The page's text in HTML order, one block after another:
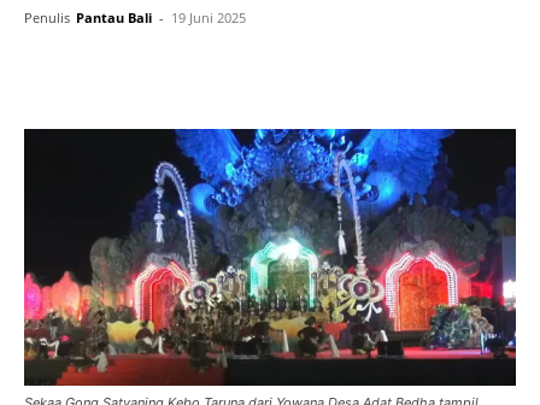
Penulis Pantau Bali - 19 Juni 2025